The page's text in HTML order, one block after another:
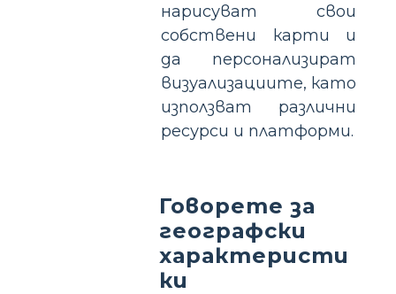
нарисуват свои
собствени карти и
да персонализират
визуализациите, като
използват различни
ресурси и платформи.
Говорете за
географски
характеристи
ки